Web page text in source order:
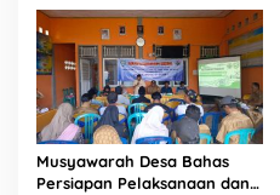
Musyawarah Desa Bahas
Persiapan Pelaksanaan dan